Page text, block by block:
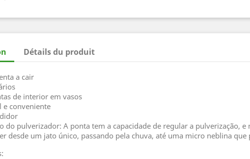
Détails du produit
a cair
de interior em vasos
e conveniente
do pulverizador: A ponta tem a capacidade de regular a pulverização,
desde um jato único, passando pela chuva, até uma micro neblina